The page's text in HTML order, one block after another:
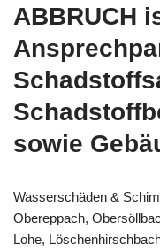
ABBRUCH
sowie
Wasserschäden &
Obereppach,
Lohe,